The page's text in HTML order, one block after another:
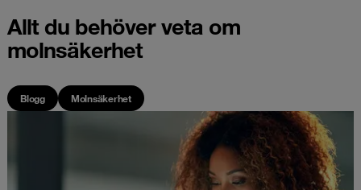
Allt du behöver veta om
molnsäkerhet
Blogg Molnsäkerhet